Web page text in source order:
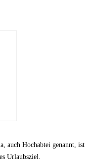
auch Hochabtei genannt, ist
Urlaubsziel.